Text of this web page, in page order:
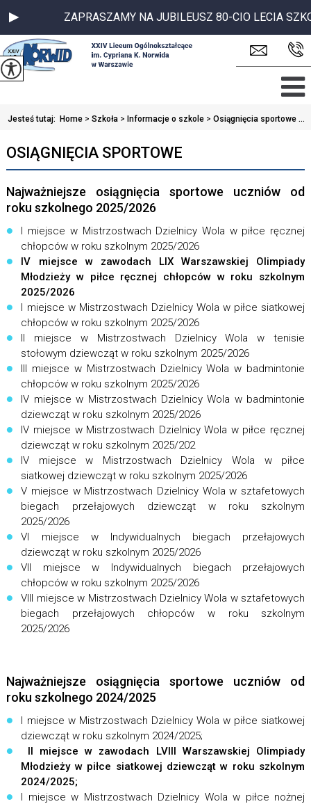
ZAPRASZAMY NA JUBILEUSZ 80-CIO LECIA
Jesteś tutaj: Home > Szkoła > Informacje o szkole > Osiągnięcia sportowe ...
OSIĄGNIĘCIA SPORTOWE
Najważniejsze osiągnięcia sportowe uczniów od
roku szkolnego 2025/2026
I miejsce w Mistrzostwach Dzielnicy Wola w piłce ręcznej
chłopców w roku szkolnym 2025/2026
IV miejsce w zawodach LIX Warszawskiej Olimpiady
Młodzieży w piłce ręcznej chłopców w roku szkolnym
2025/2026
I miejsce w Mistrzostwach Dzielnicy Wola w piłce siatkowej
chłopców w roku szkolnym 2025/2026
II miejsce w Mistrzostwach Dzielnicy Wola w tenisie
stołowym dziewcząt w roku szkolnym 2025/2026
III miejsce w Mistrzostwach Dzielnicy Wola w badmintonie
chłopców w roku szkolnym 2025/2026
IV miejsce w Mistrzostwach Dzielnicy Wola w badmintonie
dziewcząt w roku szkolnym 2025/2026
IV miejsce w Mistrzostwach Dzielnicy Wola w piłce ręcznej
dziewcząt w roku szkolnym 2025/202
IV miejsce w Mistrzostwach Dzielnicy Wola w piłce
siatkowej dziewcząt w roku szkolnym 2025/2026
V miejsce w Mistrzostwach Dzielnicy Wola w sztafetowych
biegach przełajowych dziewcząt w roku szkolnym
2025/2026
VI miejsce w Indywidualnych biegach przełajowych
dziewcząt w roku szkolnym 2025/2026
VII miejsce w Indywidualnych biegach przełajowych
chłopców w roku szkolnym 2025/2026
VIII miejsce w Mistrzostwach Dzielnicy Wola w sztafetowych
biegach przełajowych chłopców w roku szkolnym
2025/2026
Najważniejsze osiągnięcia sportowe uczniów od
roku szkolnego 2024/2025
I miejsce w Mistrzostwach Dzielnicy Wola w piłce siatkowej
dziewcząt w roku szkolnym 2024/2025;
II miejsce w zawodach LVIII Warszawskiej Olimpiady
Młodzieży w piłce siatkowej dziewcząt w roku szkolnym
2024/2025;
I miejsce w Mistrzostwach Dzielnicy Wola w piłce nożnej